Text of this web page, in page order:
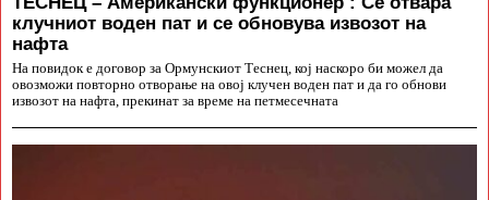
клучниот воден пат и се обновува извозот на
нафта
На повидок е договор за Ормунскиот Теснец, кој наскоро би можел да
овозможи повторно отворање на овој клучен воден пат и да го обнови
извозот на нафта, прекинат за време на петмесечната